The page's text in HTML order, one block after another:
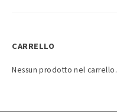
CARRELLO
Nessun prodotto nel carrello.